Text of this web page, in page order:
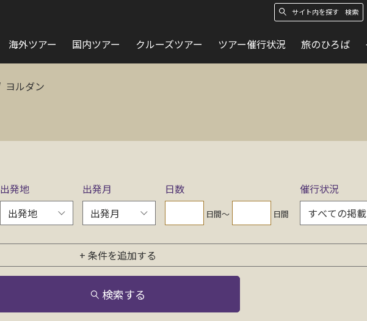
検索
海外ツアー 国内ツアー クルーズツアー ツアー催行状況 旅のひろば
ヨルダン
出発地 出発月 日数
日間〜 日間
催行状況
+ 条件を追加する
検索する